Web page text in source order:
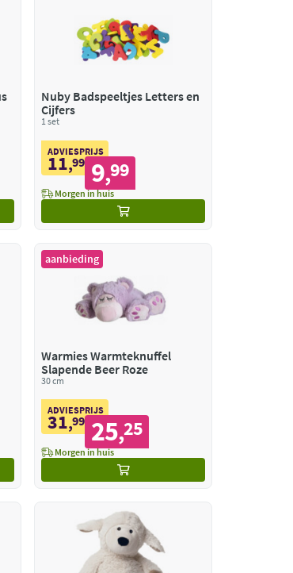
Nuby Badspeeltjes Letters en
Cijfers
1 set
ADVIESPRIJS
11,99 9,99
Morgen in huis
aanbieding
Warmies Warmteknuffel
Slapende Beer Roze
30 cm
ADVIESPRIJS
31,99 25,25
Morgen in huis